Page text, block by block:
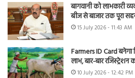
बागवानी को लाभकारी
बीज से बाजार तक पूरा
15 July 2026 - 11:43 AM
Farmers ID Card बनेगा
लाभ, बार-बार
10 July 2026 - 12:42 PM